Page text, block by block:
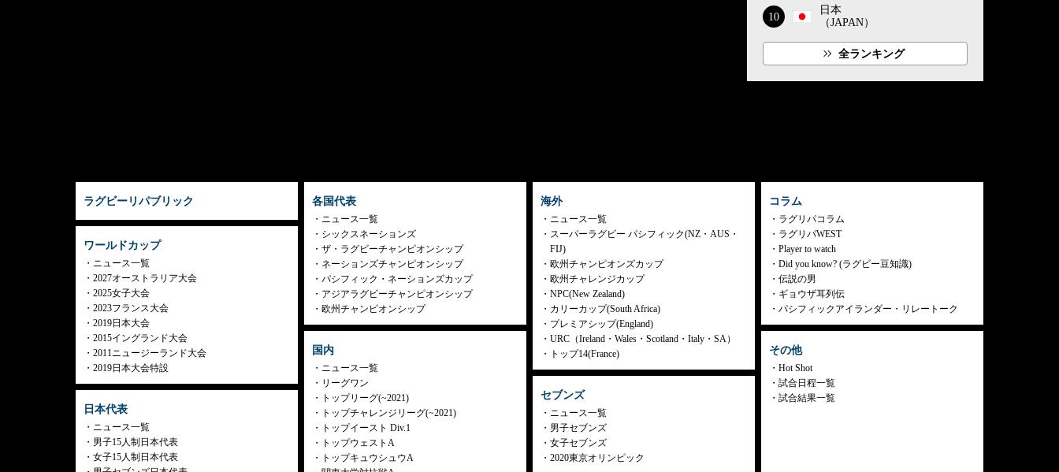
10
日本
（JAPAN）
全ランキング
ラグビーリパブリック
ワールドカップ
ニュース一覧
2027オーストラリア大会
2025女子大会
2023フランス大会
2019日本大会
2015イングランド大会
2011ニュージーランド大会
2019日本大会特設
日本代表
ニュース一覧
男子15人制日本代表
女子15人制日本代表
各国代表
ニュース一覧
シックスネーションズ
ザ・ラグビーチャンピオンシップ
ネーションズチャンピオンシップ
パシフィック・ネーションズカップ
アジアラグビーチャンピオンシップ
欧州チャンピオンシップ
国内
ニュース一覧
リーグワン
トップリーグ(~2021)
トップチャレンジリーグ(~2021)
トップイースト Div.1
トップウェストA
トップキュウシュウA
海外
ニュース一覧
スーパーラグビー パシフィック(NZ・AUS・
FIJ)
欧州チャンピオンズカップ
欧州チャレンジカップ
NPC(New Zealand)
カリーカップ(South Africa)
プレミアシップ(England)
URC（Ireland・Wales・Scotland・Italy・SA）
トップ14(France)
セブンズ
ニュース一覧
男子セブンズ
女子セブンズ
2020東京オリンピック
コラム
ラグリパコラム
ラグリパWEST
Player to watch
Did you know? (ラグビー豆知識)
伝説の男
ギョウザ耳列伝
パシフィックアイランダー・リレートーク
その他
Hot Shot
試合日程一覧
試合結果一覧